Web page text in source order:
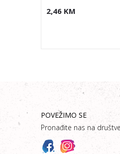
2,46 KM
POVEŽIMO SE
Pronađite nas na